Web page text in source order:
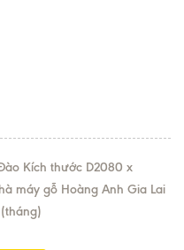
Kích thước D2080 x
máy gỗ Hoàng Anh Gia Lai